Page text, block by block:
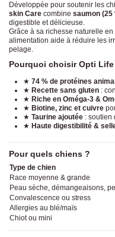
Développée pour soutenir les
skin Care combine saumon (25
digestible et délicieuse.
Grâce à sa richesse naturelle en
alimentation aide à réduire les
pelage.
Pourquoi choisir Opti Life
★ 74 % de protéines
★ Recette sans gluten :
★ Riche en Oméga-3 &
★ Biotine, zinc et cuivre
★ Taurine ajoutée : soutien
★ Haute digestibilité &
Pour quels chiens ?
Type de chien
Race moyenne & grande
Peau sèche, démangeaisons,
Convalescence ou stress
Allergies au blé/maïs
Chiot ou mini